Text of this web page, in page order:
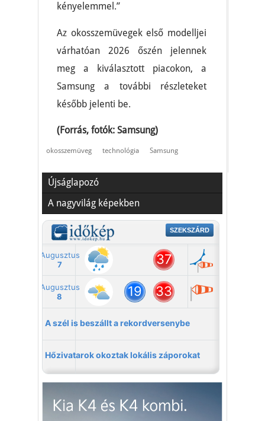
kényelemmel.”
Az okosszemüvegek első modelljei
várhatóan 2026 őszén jelennek
meg a kiválasztott piacokon, a
Samsung a további részleteket
később jelenti be.
(Forrás, fotók: Samsung)
okosszemüveg technológia Samsung
Újságlapozó
A nagyvilág képekben